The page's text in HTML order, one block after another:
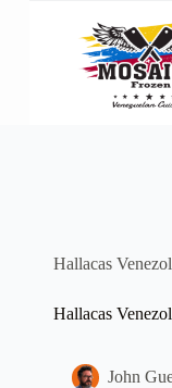
Hallacas
Hallacas
John